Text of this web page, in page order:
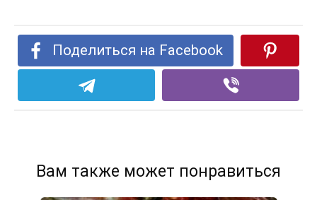
Поделиться на Facebook
Вам также может понравиться